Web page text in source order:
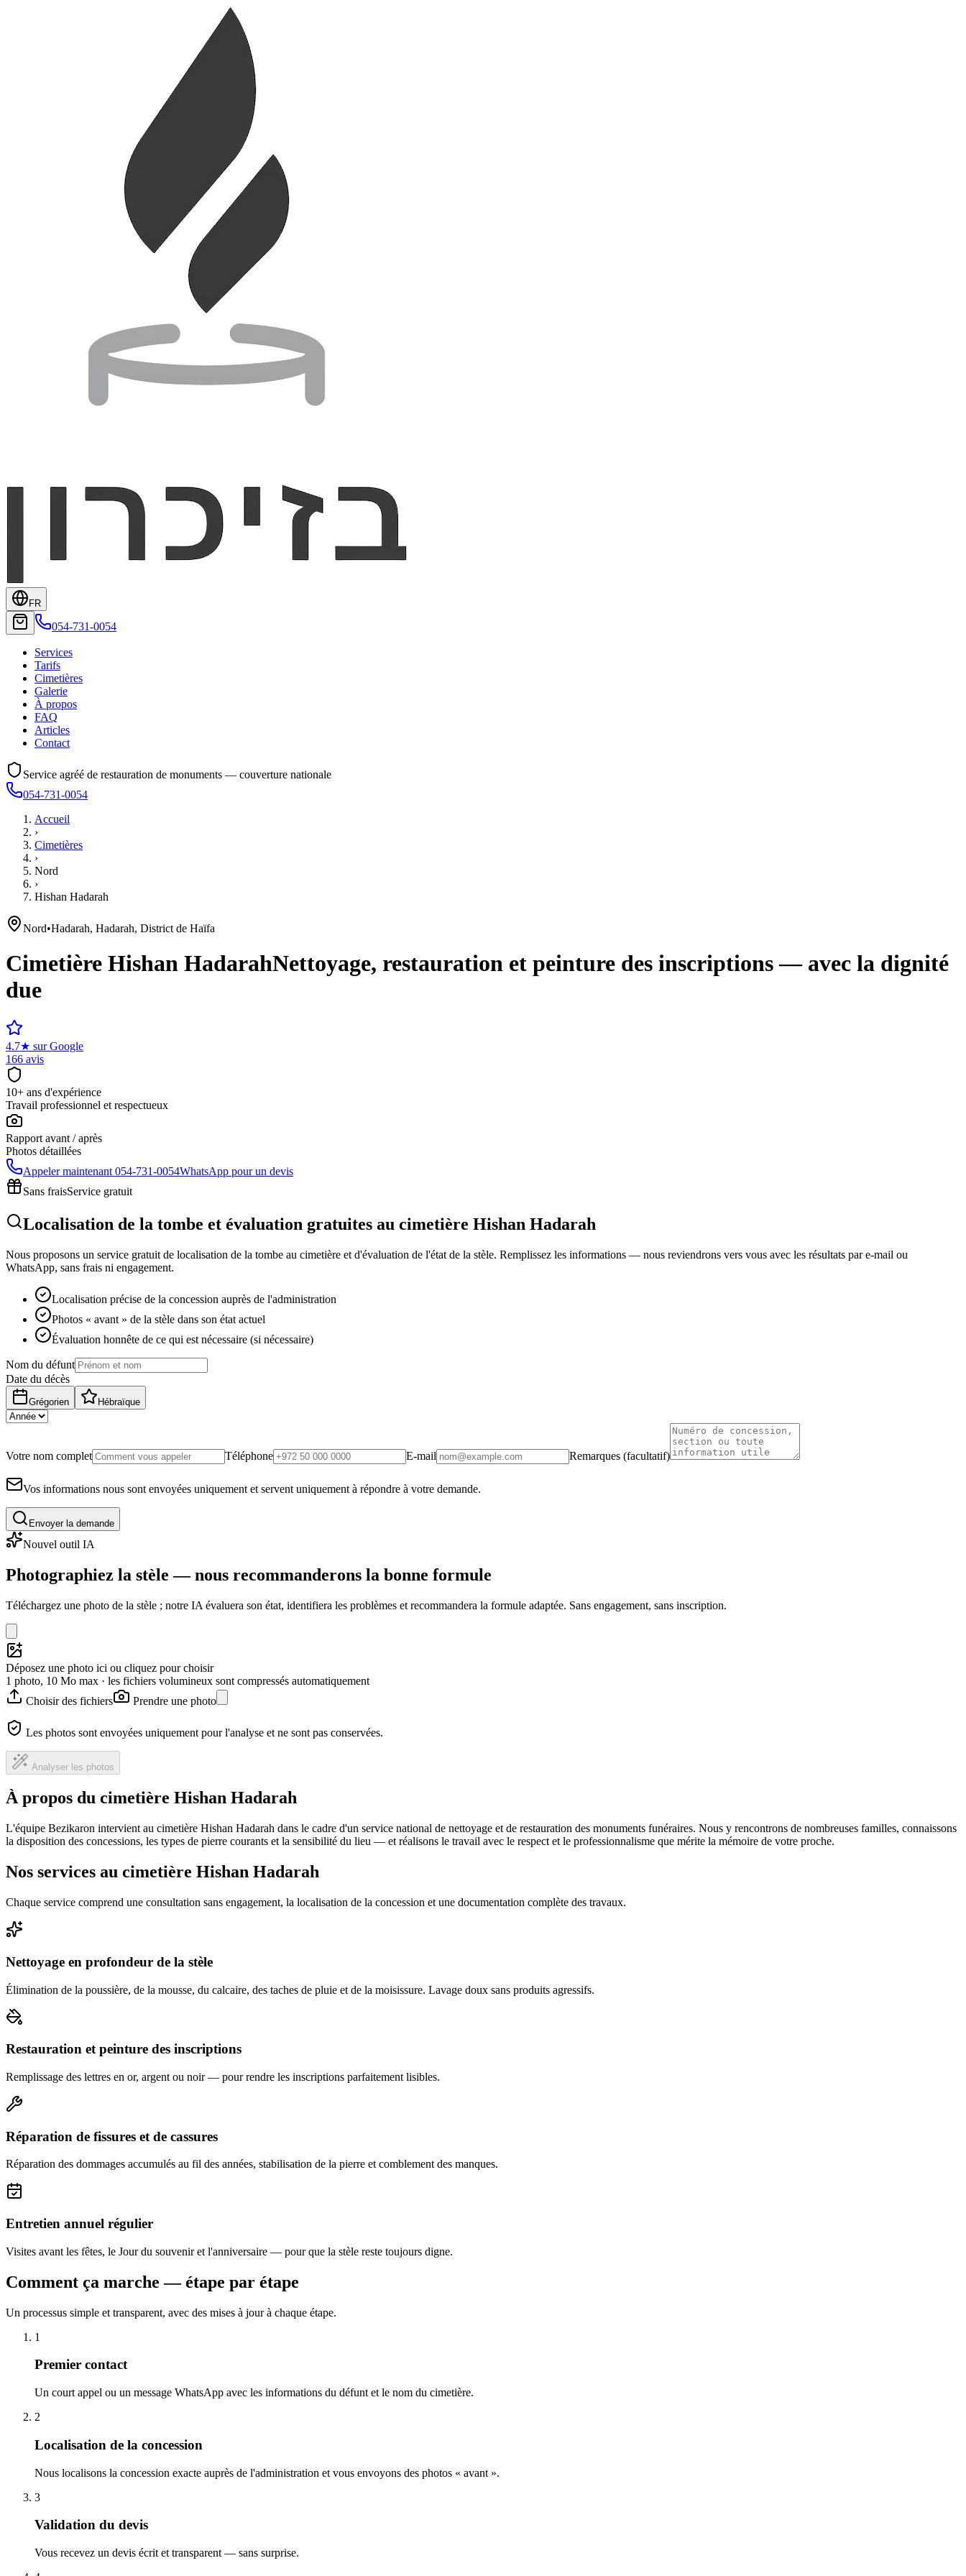
FR
054-731-0054
Services
Tarifs
Cimetières
Galerie
À propos
FAQ
Articles
Contact
Service agréé de restauration de monuments — couverture nationale
054-731-0054
Accueil
›
Cimetières
›
Nord
›
Hishan Hadarah
Nord•Hadarah, Hadarah, District de Haïfa
Cimetière Hishan HadarahNettoyage, restauration et peinture des inscriptions — avec la dignité
due
4.7★ sur Google
166 avis
10+ ans d'expérience
Travail professionnel et respectueux
Rapport avant / après
Photos détaillées
Appeler maintenant 054-731-0054WhatsApp pour un devis
Sans fraisService gratuit
Localisation de la tombe et évaluation gratuites au cimetière Hishan Hadarah
Nous proposons un service gratuit de localisation de la tombe au cimetière et d'évaluation de l'état de la stèle. Remplissez les informations — nous reviendrons vers vous avec les résultats par e-mail ou
WhatsApp, sans frais ni engagement.
Localisation précise de la concession auprès de l'administration
Photos « avant » de la stèle dans son état actuel
Évaluation honnête de ce qui est nécessaire (si nécessaire)
Nom du défunt
Date du décès
Grégorien Hébraïque
Votre nom complet Téléphone E-mail Remarques (facultatif)
Vos informations nous sont envoyées uniquement et servent uniquement à répondre à votre demande.
Envoyer la demande
Nouvel outil IA
Photographiez la stèle — nous recommanderons la bonne formule
Téléchargez une photo de la stèle ; notre IA évaluera son état, identifiera les problèmes et recommandera la formule adaptée. Sans engagement, sans inscription.
Déposez une photo ici ou cliquez pour choisir
1 photo, 10 Mo max · les fichiers volumineux sont compressés automatiquement
Choisir des fichiers
Prendre une photo
Les photos sont envoyées uniquement pour l'analyse et ne sont pas conservées.
Analyser les photos
À propos du cimetière Hishan Hadarah
L'équipe Bezikaron intervient au cimetière Hishan Hadarah dans le cadre d'un service national de nettoyage et de restauration des monuments funéraires. Nous y rencontrons de nombreuses familles, connaissons
la disposition des concessions, les types de pierre courants et la sensibilité du lieu — et réalisons le travail avec le respect et le professionnalisme que mérite la mémoire de votre proche.
Nos services au cimetière Hishan Hadarah
Chaque service comprend une consultation sans engagement, la localisation de la concession et une documentation complète des travaux.
Nettoyage en profondeur de la stèle
Élimination de la poussière, de la mousse, du calcaire, des taches de pluie et de la moisissure. Lavage doux sans produits agressifs.
Restauration et peinture des inscriptions
Remplissage des lettres en or, argent ou noir — pour rendre les inscriptions parfaitement lisibles.
Réparation de fissures et de cassures
Réparation des dommages accumulés au fil des années, stabilisation de la pierre et comblement des manques.
Entretien annuel régulier
Visites avant les fêtes, le Jour du souvenir et l'anniversaire — pour que la stèle reste toujours digne.
Comment ça marche — étape par étape
Un processus simple et transparent, avec des mises à jour à chaque étape.
1
Premier contact
Un court appel ou un message WhatsApp avec les informations du défunt et le nom du cimetière.
2
Localisation de la concession
Nous localisons la concession exacte auprès de l'administration et vous envoyons des photos « avant ».
3
Validation du devis
Vous recevez un devis écrit et transparent — sans surprise.